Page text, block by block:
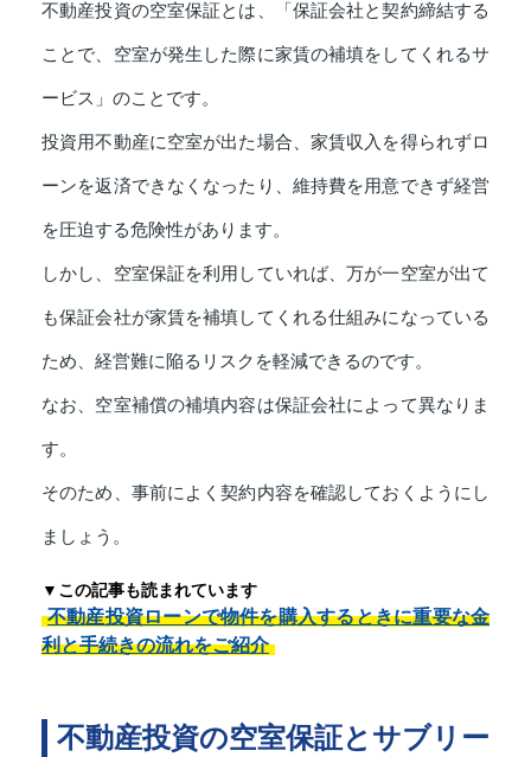
不動産投資の空室保証とは、「保証会社と契約締結する
ことで、空室が発生した際に家賃の補填をしてくれるサ
ービス」のことです。
投資用不動産に空室が出た場合、家賃収入を得られずロ
ーンを返済できなくなったり、維持費を用意できず経営
を圧迫する危険性があります。
しかし、空室保証を利用していれば、万が一空室が出て
も保証会社が家賃を補填してくれる仕組みになっている
ため、経営難に陥るリスクを軽減できるのです。
なお、空室補償の補填内容は保証会社によって異なりま
す。
そのため、事前によく契約内容を確認しておくようにし
ましょう。
▼この記事も読まれています
不動産投資ローンで物件を購入するときに重要な金
利と手続きの流れをご紹介
不動産投資の空室保証とサブリー